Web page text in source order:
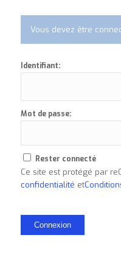
Vous devez être
Identifiant:
Mot de passe:
Rester connecté
Ce site est protégé par
confidentialité et
Connexion